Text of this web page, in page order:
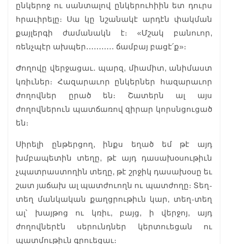
ընկերոջ ու սանտալով ընկերուհիին ետ դուրս
հրաւիրելը։ Սա կը նշանակէ արդէն փակման
քայլերգի ժամանակն է։ «Մշակ բանուոր,
ռենչպէր ախպեր․․․․․․․․․․․ ճամբայ բացէ՛ք»։
Ժողովը վերջացաւ․ պարզ, միամիտ, անիմաստ
կռիւներ։ Հազարաւոր ընկերներ հազարաւոր
ժողովներ ըրած են։ Շատերն ալ այս
ժողովներուն պատճառով զիրար կորսնցուցած
են։
Սիրելի ընթերցող, ինքս եղած եմ թէ այդ
խմբապետին տեղը, թէ այդ դասախօսութիւն
չպատրաստողին տեղը, թէ շրջիկ դասախօսը եւ
շատ յաճախ ալ պատժուողն ու պատժողը։ Տեղ-
տեղ մանկական քաղցրութիւն կար, տեղ-տեղ
ալ՝ խայթոց ու կռիւ, բայց, ի վերջոյ, այդ
ժողովներէն սերունդներ կերտուեցան ու
պատմութիւն գրուեցաւ։